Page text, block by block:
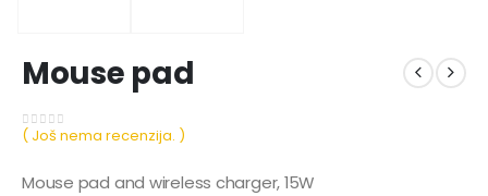
Mouse pad
0 out of 5
( Još nema recenzija. )
Mouse pad and wireless charger, 15W